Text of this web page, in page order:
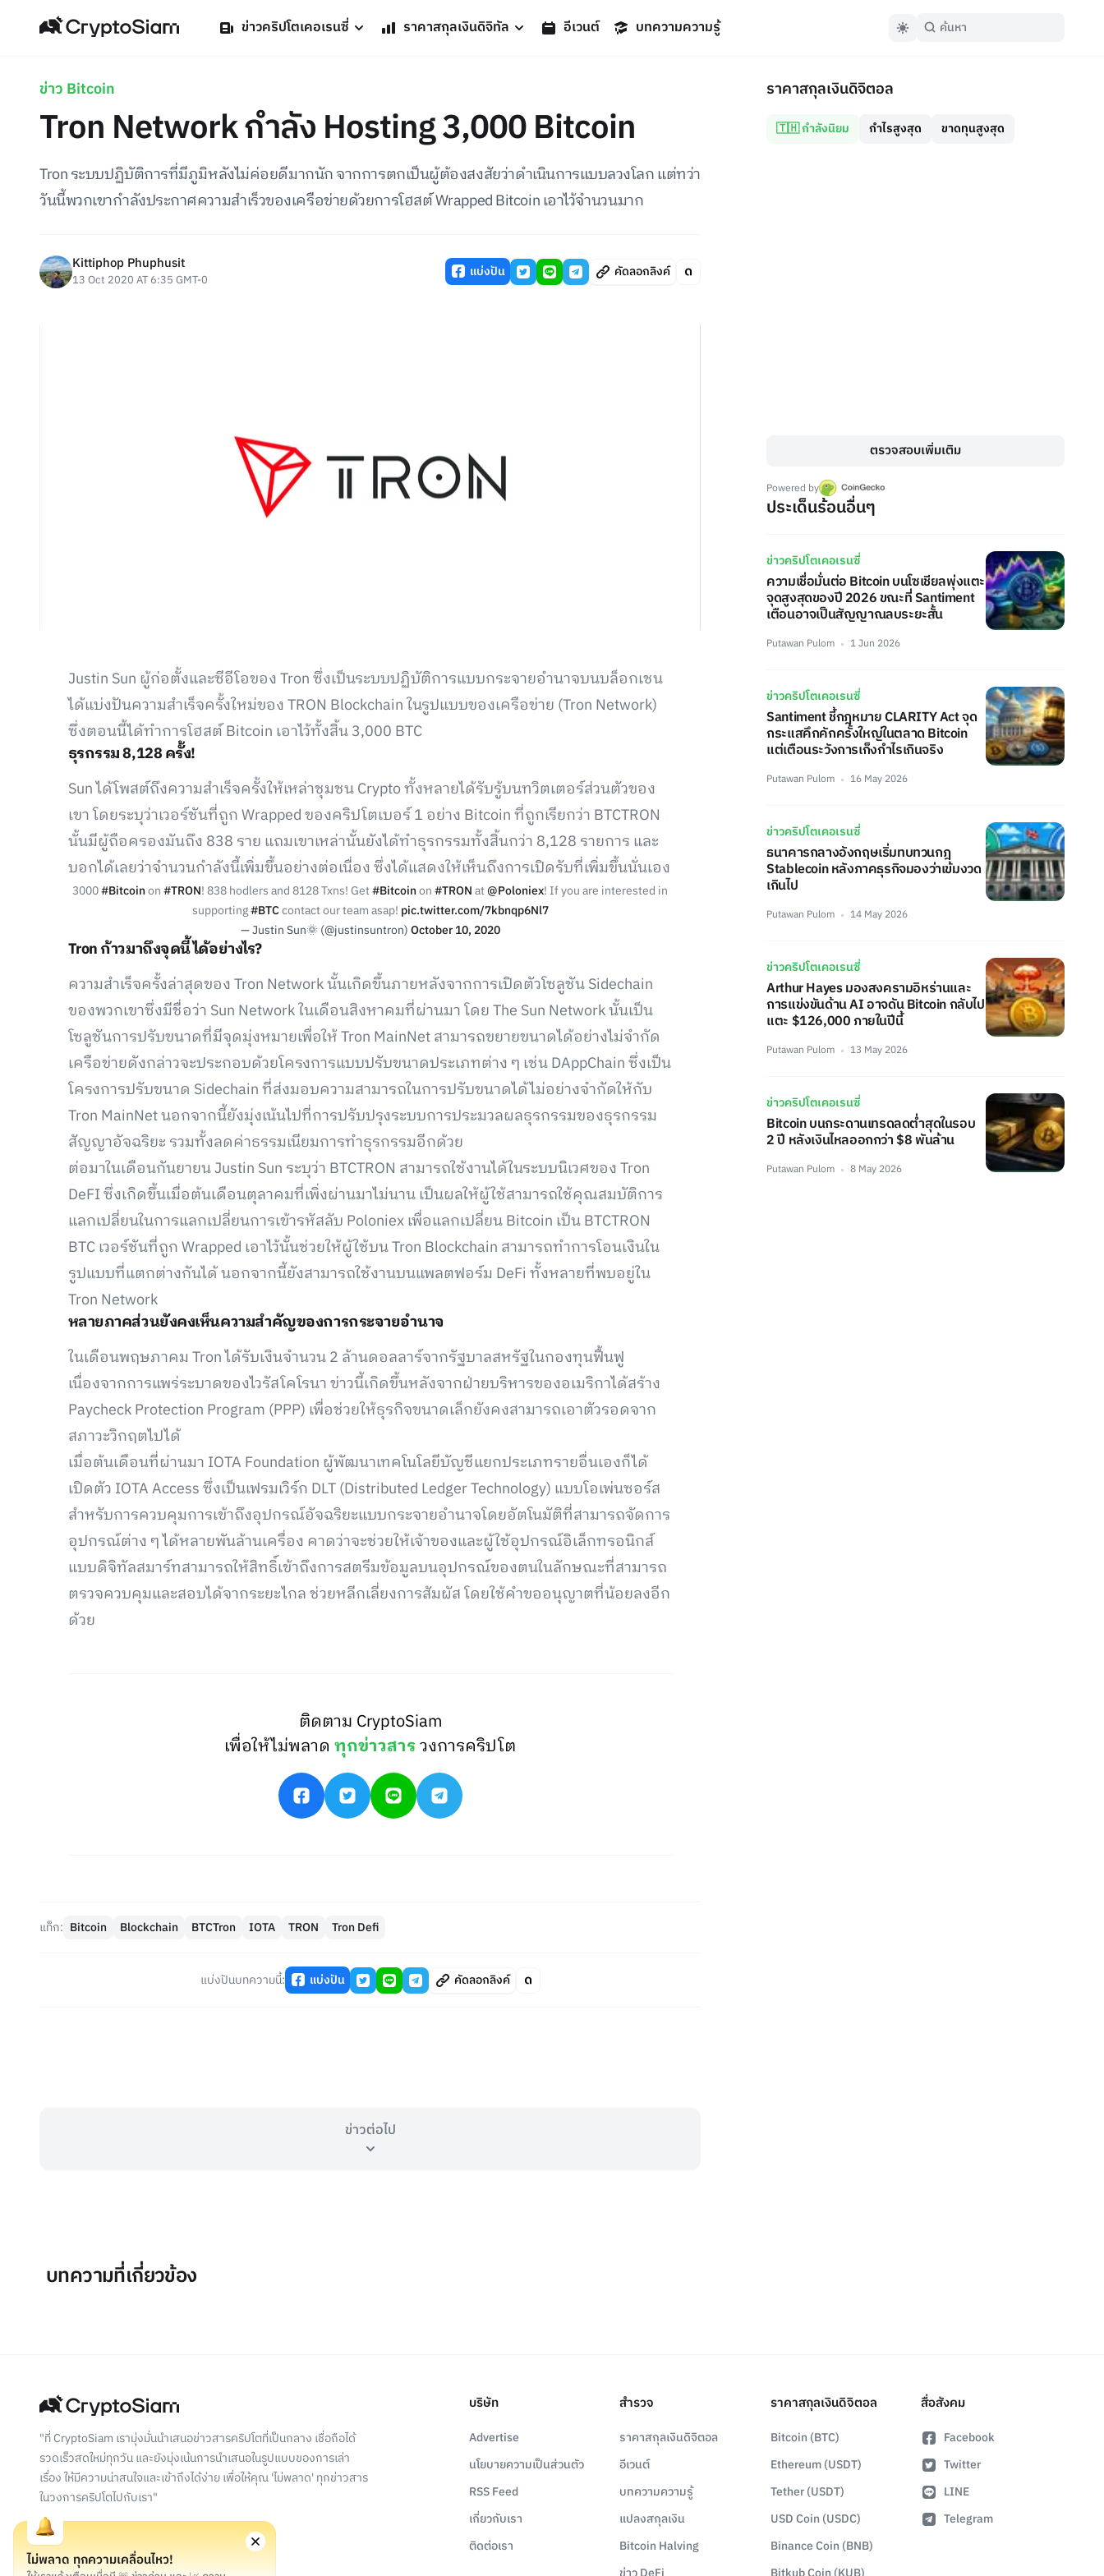
ข่าวคริปโตเคอเรนซี่ ราคาสกุลเงินดิจิทัล อีเวนต์ บทความความรู้
ข่าว Bitcoin
Tron Network กำลัง Hosting 3,000 Bitcoin
Tron ระบบปฏิบัติการที่มีภูมิหลังไม่ค่อยดีมากนัก จากการตกเป็นผู้ต้องสงสัยว่าดำเนินการแบบลวงโลก แต่ทว่า
วันนี้พวกเขากำลังประกาศความสำเร็วของเครือข่ายด้วยการโฮสต์ Wrapped Bitcoin เอาไว้จำนวนมาก
Kittiphop Phuphusit
13 Oct 2020 AT 6:35 GMT-0 แบ่งปัน คัดลอกลิงค์
Justin Sun ผู้ก่อตั้งและซีอีโอของ Tron ซึ่งเป็นระบบปฏิบัติการแบบกระจายอำนาจบนบล็อกเชน
ได้แบ่งปันความสำเร็จครั้งใหม่ของ TRON Blockchain ในรูปแบบของเครือข่าย (Tron Network)
ซึ่งตอนนี้ได้ทำการโฮสต์ Bitcoin เอาไว้ทั้งสิ้น 3,000 BTC
ธุรกรรม 8,128 ครั้ง!
Sun ได้โพสต์ถึงความสำเร็จครั้งให้เหล่าชุมชน Crypto ทั้งหลายได้รับรู้บนทวิตเตอร์ส่วนตัวของ
เขา โดยระบุว่าเวอร์ชันที่ถูก Wrapped ของคริปโตเบอร์ 1 อย่าง Bitcoin ที่ถูกเรียกว่า BTCTRON
นั้นมีผู้ถือครองมันถึง 838 ราย แถมเขาเหล่านั้นยังได้ทำธุรกรรมทั้งสิ้นกว่า 8,128 รายการ และ
บอกได้เลยว่าจำนวนกำลังนี้เพิ่มขึ้นอย่างต่อเนื่อง ซึ่งได้แสดงให้เห็นถึงการเปิดรับที่เพิ่มขึ้นนั่นเอง
3000#Bitcoinon#TRON! 838 hodlers and 8128 Txns! Get#Bitcoinon#TRONat@Poloniex! If you are interested in
supporting#BTCcontact our team asap! pic.twitter.com/7kbnqp6Nl7
— Justin Sun🌞 (@justinsuntron)October 10, 2020
Tron ก้าวมาถึงจุดนี้ได้อย่างไร?
ความสำเร็จครั้งล่าสุดของ Tron Network นั้นเกิดขึ้นภายหลังจากการเปิดตัวโซลูชัน Sidechain
ของพวกเขาซึ่งมีชื่อว่า Sun Network ในเดือนสิงหาคมที่ผ่านมา โดย The Sun Network นั้นเป็น
โซลูชันการปรับขนาดที่มีจุดมุ่งหมายเพื่อให้ Tron MainNet สามารถขยายขนาดได้อย่างไม่จำกัด
เครือข่ายดังกล่าวจะประกอบด้วยโครงการแบบปรับขนาดประเภทต่าง ๆ เช่น DAppChain ซึ่งเป็น
โครงการปรับขนาด Sidechain ที่ส่งมอบความสามารถในการปรับขนาดได้ไม่อย่างจำกัดให้กับ
Tron MainNet นอกจากนี้ยังมุ่งเน้นไปที่การปรับปรุงระบบการประมวลผลธุรกรรมของธุรกรรม
สัญญาอัจฉริยะ รวมทั้งลดค่าธรรมเนียมการทำธุรกรรมอีกด้วย
ต่อมาในเดือนกันยายน Justin Sun ระบุว่า BTCTRON สามารถใช้งานได้ในระบบนิเวศของ Tron
DeFI ซึ่งเกิดขึ้นเมื่อต้นเดือนตุลาคมที่เพิ่งผ่านมาไม่นาน เป็นผลให้ผู้ใช้สามารถใช้คุณสมบัติการ
แลกเปลี่ยนในการแลกเปลี่ยนการเข้ารหัสลับ Poloniex เพื่อแลกเปลี่ยน Bitcoin เป็น BTCTRON
BTC เวอร์ชันที่ถูก Wrapped เอาไว้นั้นช่วยให้ผู้ใช้บน Tron Blockchain สามารถทำการโอนเงินใน
รูปแบบที่แตกต่างกันได้ นอกจากนี้ยังสามารถใช้งานบนแพลตฟอร์ม DeFi ทั้งหลายที่พบอยู่ใน
Tron Network
หลายภาคส่วนยังคงเห็นความสำคัญของการกระจายอำนาจ
ในเดือนพฤษภาคม Tron ได้รับเงินจำนวน 2 ล้านดอลลาร์จากรัฐบาลสหรัฐในกองทุนฟื้นฟู
เนื่องจากการแพร่ระบาดของไวรัสโคโรนา ข่าวนี้เกิดขึ้นหลังจากฝ่ายบริหารของอเมริกาได้สร้าง
Paycheck Protection Program (PPP) เพื่อช่วยให้ธุรกิจขนาดเล็กยังคงสามารถเอาตัวรอดจาก
สภาวะวิกฤตไปได้
เมื่อต้นเดือนที่ผ่านมา IOTA Foundation ผู้พัฒนาเทคโนโลยีบัญชีแยกประเภทรายอื่นเองก็ได้
เปิดตัว IOTA Access ซึ่งเป็นเฟรมเวิร์ก DLT (Distributed Ledger Technology) แบบโอเพ่นซอร์ส
สำหรับการควบคุมการเข้าถึงอุปกรณ์อัจฉริยะแบบกระจายอำนาจโดยอัตโนมัติที่สามารถจัดการ
อุปกรณ์ต่าง ๆ ได้หลายพันล้านเครื่อง คาดว่าจะช่วยให้เจ้าของและผู้ใช้อุปกรณ์อิเล็กทรอนิกส์
แบบดิจิทัลสมาร์ทสามารถให้สิทธิ์เข้าถึงการสตรีมข้อมูลบนอุปกรณ์ของตนในลักษณะที่สามารถ
ตรวจควบคุมและสอบได้จากระยะไกล ช่วยหลีกเลี่ยงการสัมผัส โดยใช้คำขออนุญาตที่น้อยลงอีก
ด้วย
ติดตาม CryptoSiam
เพื่อให้ไม่พลาดทุกข่าวสารวงการคริปโต
แท็ก: Bitcoin Blockchain BTCTron IOTA TRON Tron Defi
แบ่งปันบทความนี้: แบ่งปัน คัดลอกลิงค์
ข่าวต่อไป
ราคาสกุลเงินดิจิตอล
🇹🇭 กำลังนิยม กำไรสูงสุด ขาดทุนสูงสุด
ตรวจสอบเพิ่มเติม
Powered by
ประเด็นร้อนอื่นๆ
ข่าวคริปโตเคอเรนซี่
ความเชื่อมั่นต่อ Bitcoin บนโซเชียลพุ่งแตะ
จุดสูงสุดของปี 2026 ขณะที่ Santiment
เตือนอาจเป็นสัญญาณลบระยะสั้น
Putawan Pulom 1 Jun 2026
ข่าวคริปโตเคอเรนซี่
Santiment ชี้กฎหมาย CLARITY Act จุด
กระแสคึกคักครั้งใหญ่ในตลาด Bitcoin
แต่เตือนระวังการเก็งกำไรเกินจริง
Putawan Pulom 16 May 2026
ข่าวคริปโตเคอเรนซี่
ธนาคารกลางอังกฤษเริ่มทบทวนกฎ
Stablecoin หลังภาคธุรกิจมองว่าเข้มงวด
เกินไป
Putawan Pulom 14 May 2026
ข่าวคริปโตเคอเรนซี่
Arthur Hayes มองสงครามอิหร่านและ
การแข่งขันด้าน AI อาจดัน Bitcoin กลับไป
แตะ $126,000 ภายในปีนี้
Putawan Pulom 13 May 2026
ข่าวคริปโตเคอเรนซี่
Bitcoin บนกระดานเทรดลดต่ำสุดในรอบ
2 ปี หลังเงินไหลออกกว่า $8 พันล้าน
Putawan Pulom 8 May 2026
บทความที่เกี่ยวข้อง
"ที่ CryptoSiam เรามุ่งมั่นนำเสนอข่าวสารคริปโตที่เป็นกลาง เชื่อถือได้
รวดเร็วสดใหม่ทุกวัน และยังมุ่งเน้นการนำเสนอในรูปแบบของการเล่า
เรื่อง ให้มีความน่าสนใจและเข้าถึงได้ง่าย เพื่อให้คุณ 'ไม่พลาด' ทุกข่าวสาร
ในวงการคริปโตไปกับเรา"
บริษัท
Advertise
นโยบายความเป็นส่วนตัว
RSS Feed
เกี่ยวกับเรา
ติดต่อเรา
สำรวจ
ราคาสกุลเงินดิจิตอล
อีเวนต์
บทความความรู้
แปลงสกุลเงิน
Bitcoin Halving
ราคาสกุลเงินดิจิตอล
Bitcoin (BTC)
Ethereum (USDT)
Tether (USDT)
USD Coin (USDC)
Binance Coin (BNB)
สื่อสังคม
Facebook
Twitter
LINE
Telegram
ไม่พลาด ทุกความเคลื่อนไหว!